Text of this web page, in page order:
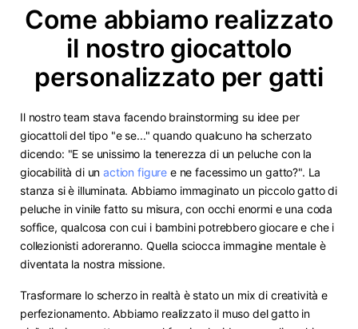
Come abbiamo realizzato
il nostro giocattolo
personalizzato per gatti
Il nostro team stava facendo brainstorming su idee per
giocattoli del tipo "e se..." quando qualcuno ha scherzato
dicendo: "E se unissimo la tenerezza di un peluche con la
giocabilità di unaction figure e ne facessimo un gatto?". La
stanza si è illuminata. Abbiamo immaginato un piccolo gatto di
peluche in vinile fatto su misura, con occhi enormi e una coda
soffice, qualcosa con cui i bambini potrebbero giocare e che i
collezionisti adoreranno. Quella sciocca immagine mentale è
diventata la nostra missione.
Trasformare lo scherzo in realtà è stato un mix di creatività e
perfezionamento. Abbiamo realizzato il muso del gatto in